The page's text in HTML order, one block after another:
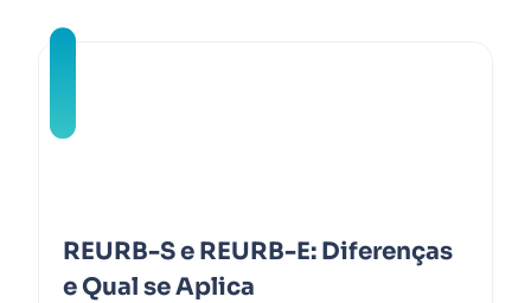
REURB-S e REURB-E: Diferenças
e Qual se Aplica